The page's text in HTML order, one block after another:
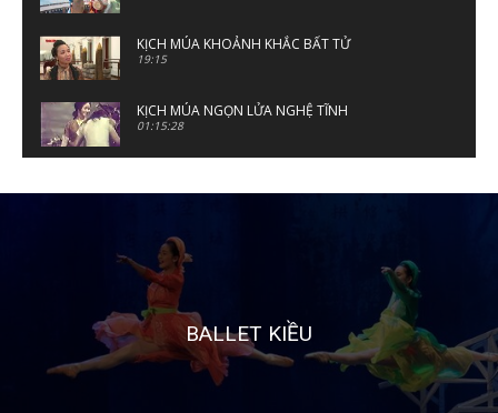
KỊCH MÚA KHOẢNH KHẮC BẤT TỬ
19:15
KỊCH MÚA NGỌN LỬA NGHỆ TĨNH
01:15:28
Contemporary Dance Light of The Soul
NSND Chu Thúy Quỳnh
31:07
TS.NSND Phạm Anh Phương
01:04:25
KỊCH MÚA ĐẤT NƯỚC
BALLET KIỀU